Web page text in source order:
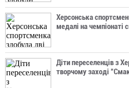
Херсонська
медалі на чемпіонаті
Діти переселенців з
творчому заході